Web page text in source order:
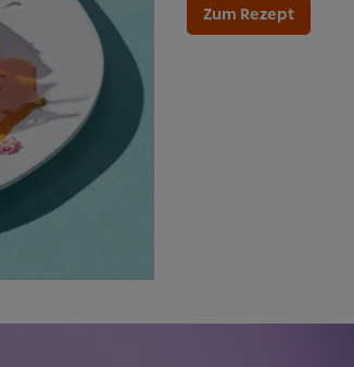
Zum Rezept